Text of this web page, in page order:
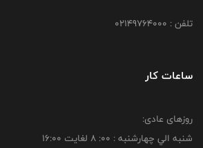
تلفن : 02149764000
ساعات کار
روزهای عادی:
شنبه الي چهارشنبه : 00: 8 لغايت 16:00